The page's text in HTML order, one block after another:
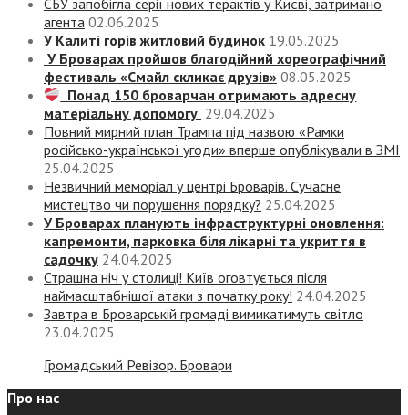
СБУ запобігла серії нових терактів у Києві, затримано
агента 02.06.2025
У Калиті горів житловий будинок 19.05.2025
У Броварах пройшов благодійний хореографічний
фестиваль «Смайл скликає друзів» 08.05.2025
Понад 150 броварчан отримають адресну
матеріальну допомогу 29.04.2025
Повний мирний план Трампа під назвою «‎Рамки
російсько-української угоди» вперше опублікували в ЗМІ
25.04.2025
Незвичний меморіал у центрі Броварів. Сучасне
мистецтво чи порушення порядку? 25.04.2025
У Броварах планують інфраструктурні оновлення:
капремонти, парковка біля лікарні та укриття в
садочку 24.04.2025
Страшна ніч у столиці! Київ оговтується після
наймасштабнішої атаки з початку року! 24.04.2025
Завтра в Броварській громаді вимикатимуть світло
23.04.2025
Громадський Ревізор. Бровари
Про нас